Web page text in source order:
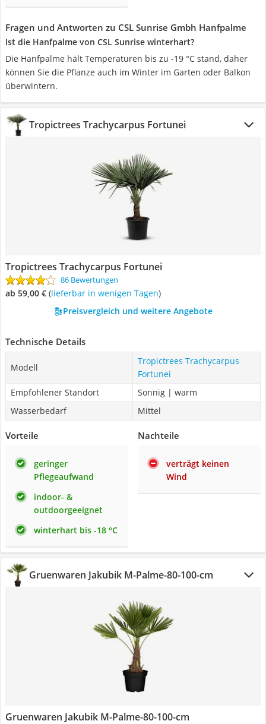
Fragen und Antworten zu CSL Sunrise Gmbh Hanfpalme
Ist die Hanfpalme von CSL Sunrise winterhart?
Die Hanfpalme hält Temperaturen bis zu -19 °C stand, daher
können Sie die Pflanze auch im Winter im Garten oder Balkon
überwintern.
Tropictrees Trachycarpus Fortunei
Tropictrees Trachycarpus Fortunei
86 Bewertungen
ab 59,00 € ( Lieferbar in wenigen Tagen)
Preisvergleich und weitere Angebote
Technische Details
Modell
Tropictrees Trachycarpus
Fortunei
Empfohlener Standort
Sonnig | warm
Wasserbedarf
Mittel
Vorteile
geringer
Pflegeaufwand
indoor- &
outdoorgeeignet
winterhart bis -18 °C
Nachteile
verträgt keinen
Wind
Gruenwaren Jakubik ‎M-Palme-80-100-cm
Gruenwaren Jakubik ‎M-Palme-80-100-cm